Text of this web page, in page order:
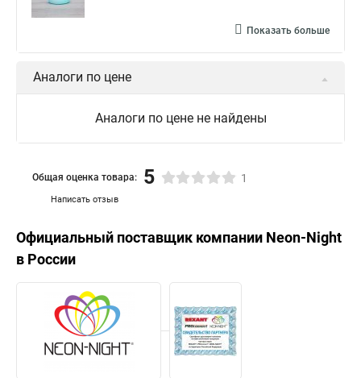
Показать больше
Аналоги по цене
Аналоги по цене не найдены
Написать отзыв
Общая оценка товара: 5 1
Официальный поставщик компании Neon-Night
в России